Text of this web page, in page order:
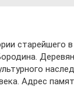
старейшего
Адрес